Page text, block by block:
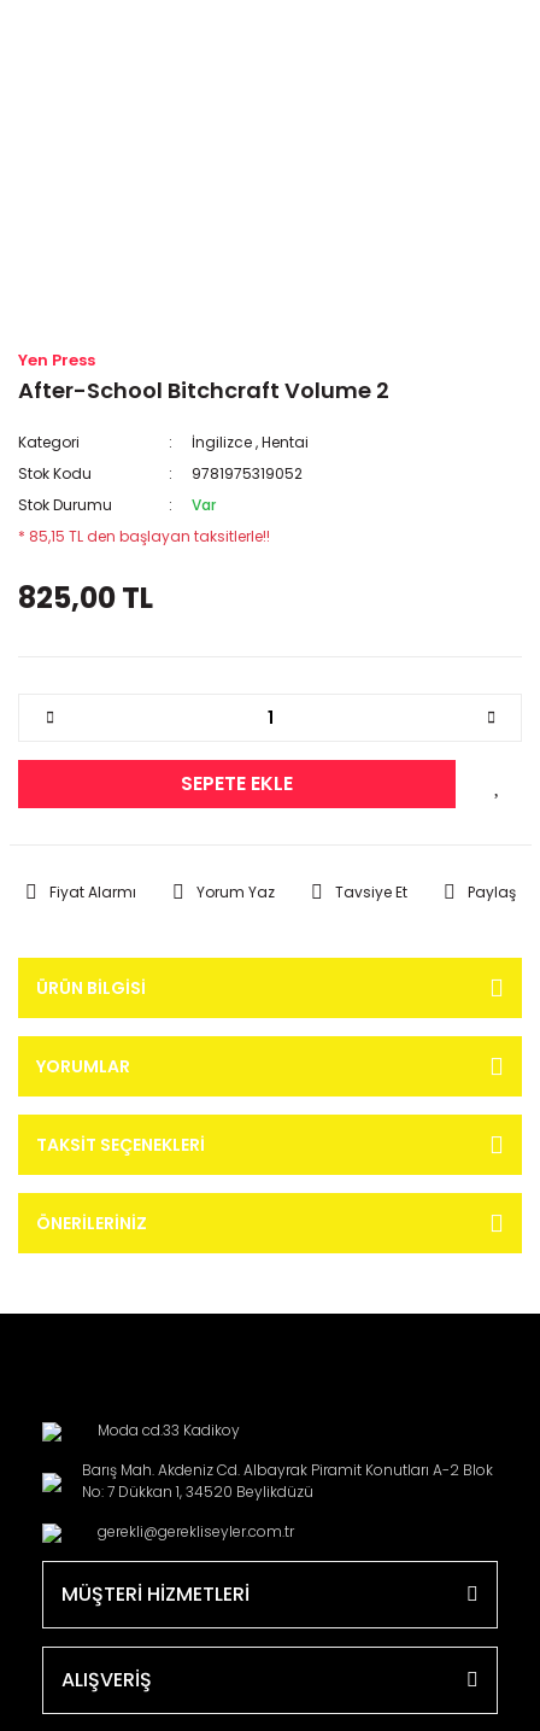
Yen Press
After-School Bitchcraft Volume 2
Kategori İngilizce,Hentai
Stok Kodu
9781975319052
Stok Durumu
Var
* 85,15 TL den başlayan taksitlerle!!
825,00 TL
SEPETE EKLE
Fiyat Alarmı Yorum Yaz Tavsiye Et Paylaş
ÜRÜN BILGISI
YORUMLAR
TAKSIT SEÇENEKLERI
ÖNERILERINIZ
Moda cd.33 Kadikoy
Barış Mah. Akdeniz Cd. Albayrak Piramit Konutları A-2 Blok
No: 7 Dükkan 1, 34520 Beylikdüzü
gerekli@gerekliseyler.com.tr
MÜŞTERİ HİZMETLERİ
ALIŞVERİŞ